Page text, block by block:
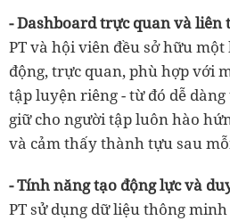
- Dashboard trực quan và liên
PT và hội viên đều sở hữu
động, trực quan, phù hợp với
tập luyện riêng - từ đó dễ
giữ cho người tập luôn hào
và cảm thấy thành tựu sau
- Tính năng tạo động lực và
PT sử dụng dữ liệu thông